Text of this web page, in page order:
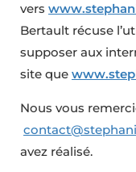
vers
Bertault récuse
supposer aux
site que
Nous vous
avez réalisé.